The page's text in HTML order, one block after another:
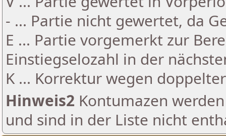
- ... Partie nicht gewertet, da
E ... Partie vorgemerkt zur
Einstiegselozahl in der
K ... Korrektur wegen
Hinweis2 Kontumazen
und sind in der Liste nicht